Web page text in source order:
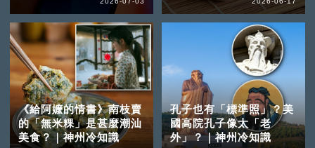
《給阿嬤的情書》南枝賣
的「無米粿」是甚麼潮汕
美食？｜神州冷知識
孔子也有「標準照」？美
國高院孔子像太「老
外」？｜神州冷知識